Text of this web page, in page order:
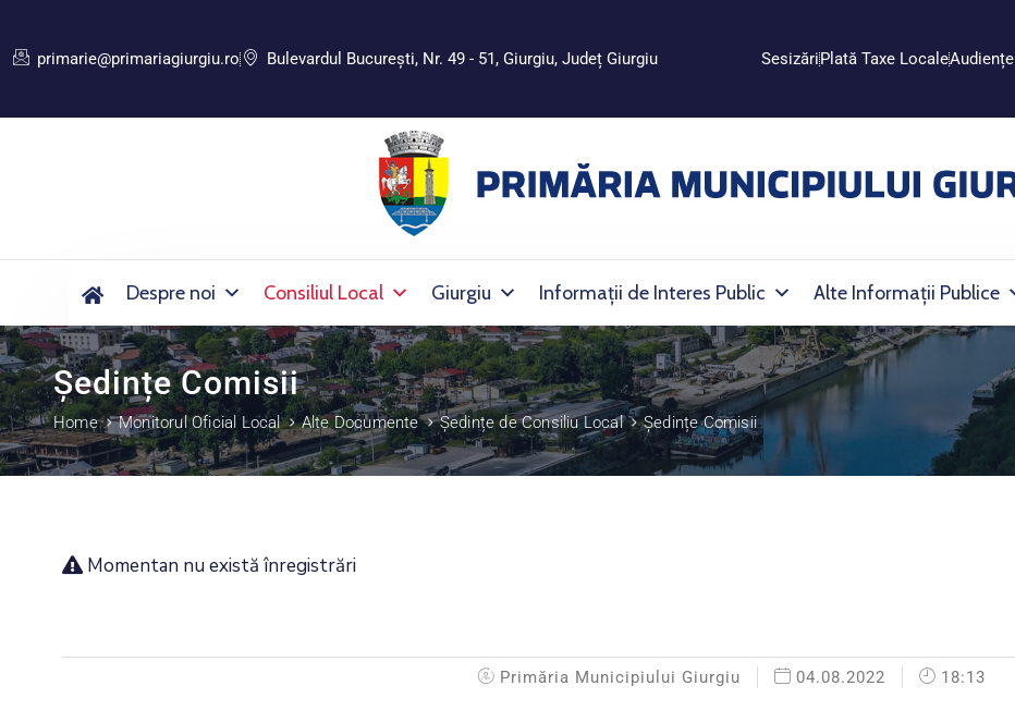
primarie@primariagiurgiu.ro Bulevardul Bucureşti, Nr. 49 - 51, Giurgiu, Județ Giurgiu SesizăriPlată Taxe LocaleAudiențe
Despre noi Consiliul Local Giurgiu Informații de Interes Public Alte Informații Publice
Ședințe Comisii
Home Monitorul Oficial Local Alte Documente Ședințe de Consiliu Local Ședințe Comisii
Momentan nu există înregistrări
Primăria Municipiului Giurgiu 04.08.2022 18:13